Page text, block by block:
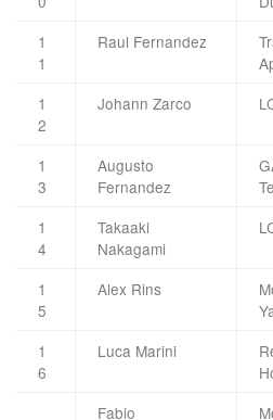
1
1
Raul Fernandez
1
2
Johann Zarco
1
3
Augusto
Fernandez
1
4
Takaaki
Nakagami
1
5
Alex Rins
1
6
Luca Marini
Fabio